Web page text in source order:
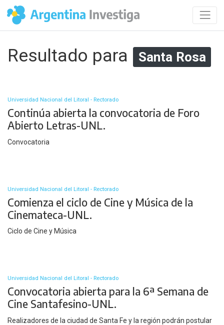
Resultado para Santa Rosa
Universidad Nacional del Litoral - Rectorado
Continúa abierta la convocatoria de Foro
Abierto Letras-UNL.
Convocatoria
Universidad Nacional del Litoral - Rectorado
Comienza el ciclo de Cine y Música de la
Cinemateca-UNL.
Ciclo de Cine y Música
Universidad Nacional del Litoral - Rectorado
Convocatoria abierta para la 6ª Semana de
Cine Santafesino-UNL.
Realizadores de la ciudad de Santa Fe y la región podrán postular